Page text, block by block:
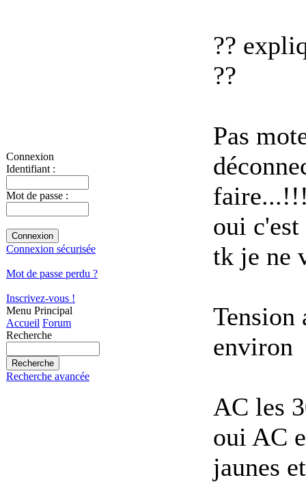
Connexion
Identifiant :
Mot de passe :
Connexion sécurisée
Mot de passe perdu ?
Inscrivez-vous !
Menu Principal
Accueil Forum
Recherche
Recherche avancée
??
??
Pas
oui c'est
tk je ne
Tension
environ
AC les
oui AC
jaunes et